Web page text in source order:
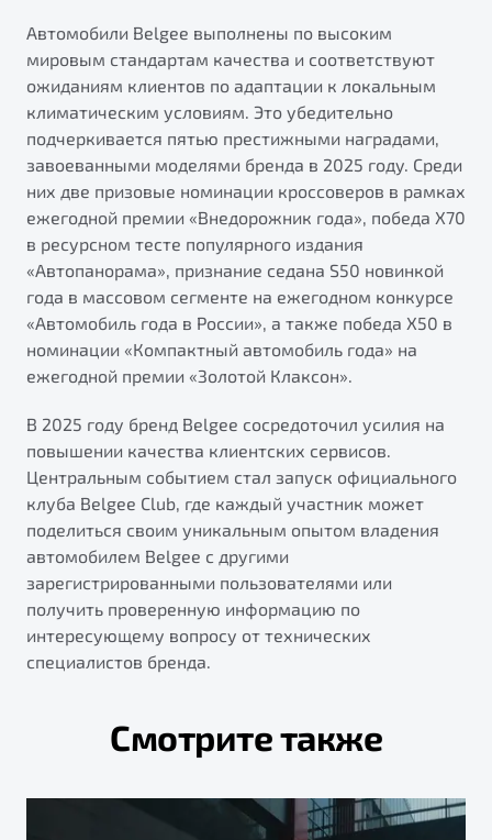
Автомобили Belgee выполнены по высоким
мировым стандартам качества и соответствуют
ожиданиям клиентов по адаптации к локальным
климатическим условиям. Это убедительно
подчеркивается пятью престижными наградами,
завоеванными моделями бренда в 2025 году. Среди
них две призовые номинации кроссоверов в рамках
ежегодной премии «Внедорожник года», победа Х70
в ресурсном тесте популярного издания
«Автопанорама», признание седана S50 новинкой
года в массовом сегменте на ежегодном конкурсе
«Автомобиль года в России», а также победа Х50 в
номинации «Компактный автомобиль года» на
ежегодной премии «Золотой Клаксон».
В 2025 году бренд Belgee сосредоточил усилия на
повышении качества клиентских сервисов.
Центральным событием стал запуск официального
клуба Belgee Club, где каждый участник может
поделиться своим уникальным опытом владения
автомобилем Belgee с другими
зарегистрированными пользователями или
получить проверенную информацию по
интересующему вопросу от технических
специалистов бренда.
Смотрите также